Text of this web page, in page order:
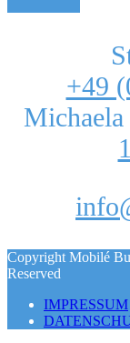
+49
Copyright Mobilé
Reserved
IMPRESSUM